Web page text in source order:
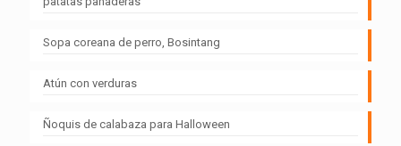
Sopa coreana de perro, Bosintang
Atún con verduras
Ñoquis de calabaza para Halloween